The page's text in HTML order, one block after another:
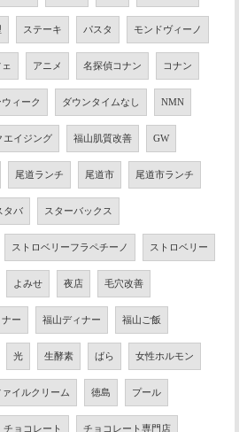
ステーキ パスタ モンドヴィーノ
アニメ 名探偵コナン コナン
ィーク ダウンタイムなし NMN
エイジング 福山肌質改善 GW
尾道ランチ 尾道市 尾道市ランチ
タバ スターバックス
ストロベリーフラペチーノ ストロベリー
よみせ 夜店 毛穴改善
ー 福山ディナー 福山ご飯
光 生酵素 ばら 女性ホルモン
ァイルクリーム 徳島 プール
チョコレート チョコレート専門店